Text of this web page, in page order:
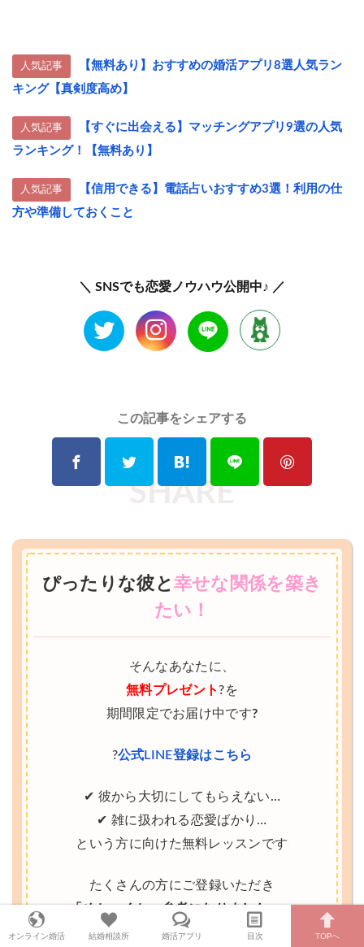
人気記事
【無料あり】おすすめの婚活アプリ8選人気ラン
キング【真剣度高め】
人気記事
【すぐに出会える】マッチングアプリ9選の人気
ランキング！【無料あり】
人気記事
【信用できる】電話占いおすすめ3選！利用の仕
方や準備しておくこと
＼ SNSでも恋愛ノウハウ公開中♪ ／
この記事をシェアする
ぴったりな彼と幸せな関係を築き
たい！
そんなあなたに、
無料プレゼント?を
期間限定でお届け中です?
?公式LINE登録はこちら
✔︎ 彼から大切にしてもらえない…
✔︎ 雑に扱われる恋愛ばかり…
という方に向けた無料レッスンです♩
たくさんの方にご登録いただき
「めちゃくちゃ参考になりました～」
「新たな発見がありハッとしました」
オンライン婚活 結婚相談所 婚活アプリ 目次 TOPへ